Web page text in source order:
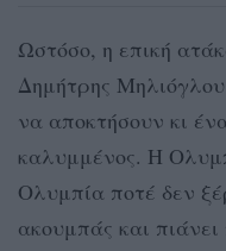
Ωστόσο, η επική
Δημήτρης
να αποκτήσουν κι
καλυμμένος. Η
Ολυμπία ποτέ δεν
ακουμπάς και